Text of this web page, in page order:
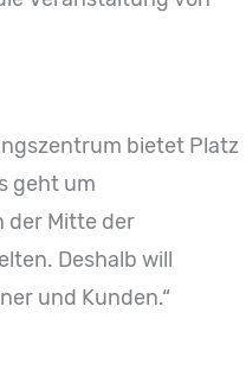
bietet Platz
geht um
der Mitte der
Deshalb will
und Kunden.“